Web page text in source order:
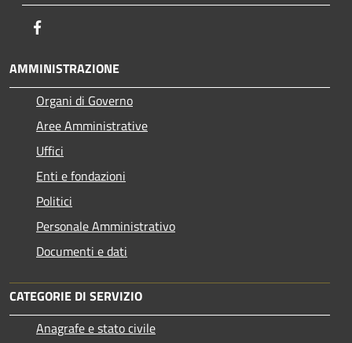
AMMINISTRAZIONE
Organi di Governo
Aree Amministrative
Uffici
Enti e fondazioni
Politici
Personale Amministrativo
Documenti e dati
CATEGORIE DI SERVIZIO
Anagrafe e stato civile